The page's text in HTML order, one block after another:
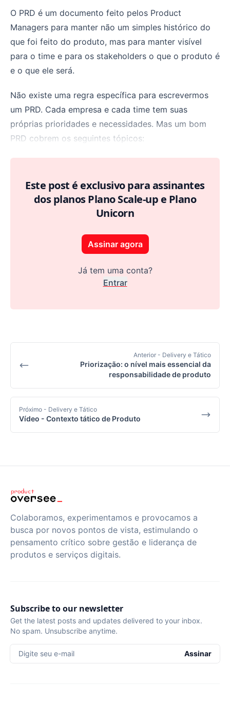
O PRD é um documento feito pelos Product
Managers para manter não um simples histórico do
que foi feito do produto, mas para manter visível
para o time e para os stakeholders o que o produto é
e o que ele será.
Não existe uma regra específica para escrevermos
um PRD. Cada empresa e cada time tem suas
próprias prioridades e necessidades. Mas um bom
PRD cobrem os seguintes tópicos:
Este post é exclusivo para assinantes
dos planos Plano Scale-up e Plano
Unicorn
Assinar agora
Já tem uma conta?
Entrar
Anterior - Delivery e Tático
Priorização: o nível mais essencial da
responsabilidade de produto
Próximo - Delivery e Tático
Vídeo - Contexto tático de Produto
Colaboramos, experimentamos e provocamos a
busca por novos pontos de vista, estimulando o
pensamento crítico sobre gestão e liderança de
produtos e serviços digitais.
Subscribe to our newsletter
Get the latest posts and updates delivered to your inbox.
No spam. Unsubscribe anytime.
Digite seu e-mail Assinar